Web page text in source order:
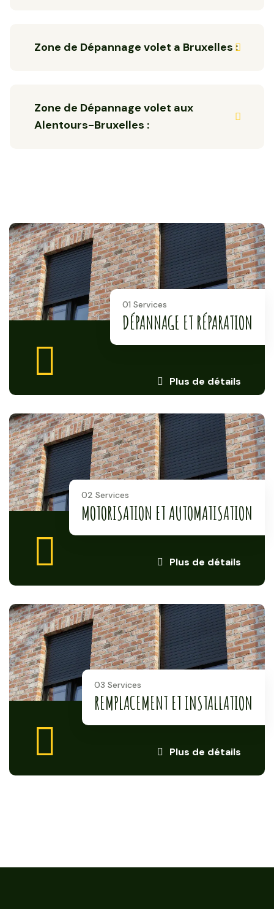
Zone de Dépannage volet a Bruxelles :
Zone de Dépannage volet aux
Alentours-Bruxelles :
Plus de détails
01 Services
DÉPANNAGE ET RÉPARATION
Plus de détails
02 Services
MOTORISATION ET AUTOMATISATION
Plus de détails
03 Services
REMPLACEMENT ET INSTALLATION